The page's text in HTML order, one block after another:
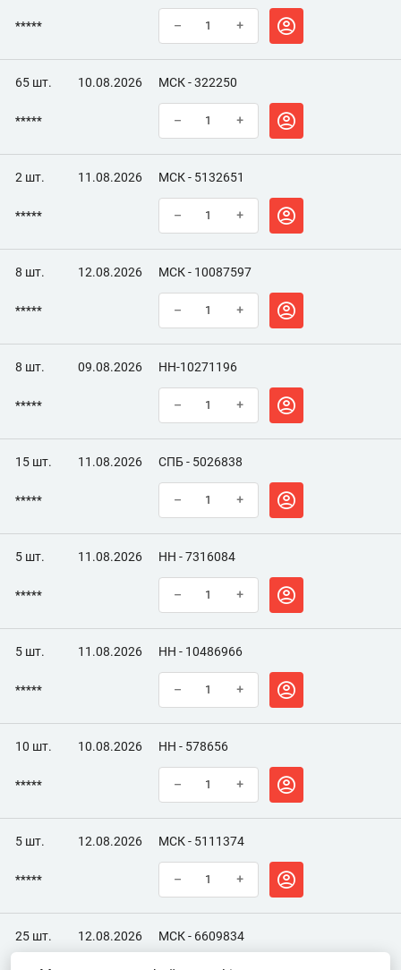
***** – +
65 шт. 10.08.2026 МСК - 322250
***** – +
2 шт. 11.08.2026 МСК - 5132651
***** – +
8 шт. 12.08.2026 МСК - 10087597
***** – +
8 шт. 09.08.2026 НН-10271196
***** – +
15 шт. 11.08.2026 СПБ - 5026838
***** – +
5 шт. 11.08.2026 НН - 7316084
***** – +
5 шт. 11.08.2026 НН - 10486966
***** – +
10 шт. 10.08.2026 НН - 578656
***** – +
5 шт. 12.08.2026 МСК - 5111374
***** – +
25 шт. 12.08.2026 МСК - 6609834